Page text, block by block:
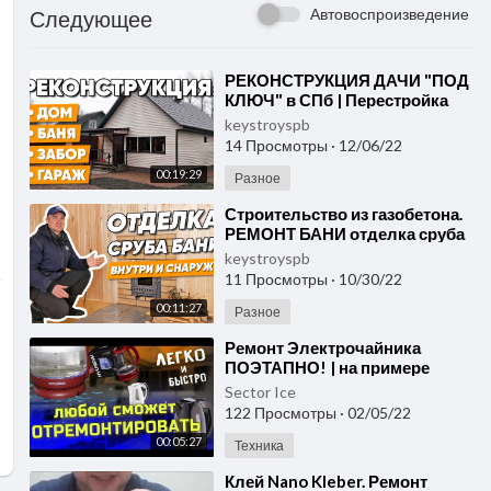
Следующее Автовоспроизведение
00:19:29
⁣РЕКОНСТРУКЦИЯ ДАЧИ "ПОД
КЛЮЧ" в СПб | Перестройка
дома и ремонт бани |
Реконструкция старо
keystroyspb
14 Просмотры · 12/06/22
Разное
00:11:27
⁣Строительство из газобетона.
РЕМОНТ БАНИ отделка сруба
внутри и снаружи, обшивка
бани вагонкой, уте
keystroyspb
11 Просмотры · 10/30/22
Разное
00:05:27
⁣Ремонт Электрочайника
ПОЭТАПНО! | на примере
Hyundai HYK-G1002
Sector Ice
122 Просмотры · 02/05/22
Техника
⁣Клей Nano Kleber. Ремонт